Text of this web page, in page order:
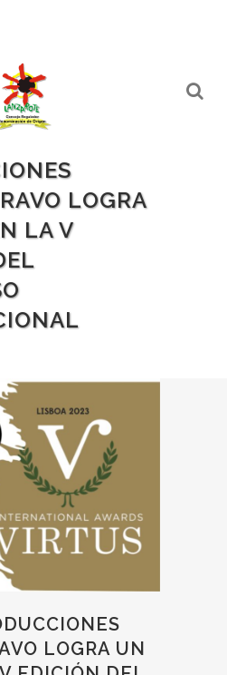
LOGRA
LA V
LOGRA UN